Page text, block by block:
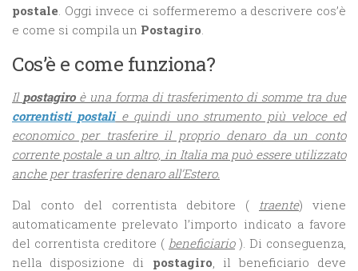
postale. Oggi invece ci soffermeremo a descrivere cos’è
e come si compila un Postagiro.
Cos’è e come funziona?
Il postagiroè una forma di trasferimento di somme tra due
correntisti postalie quindi uno strumento più veloce ed
economico per trasferire il proprio denaro da un conto
corrente postale a un altro, in Italia ma può essere utilizzato
anche per trasferire denaro all’Estero.
Dal conto del correntista debitore ( traente) viene
automaticamente prelevato l’importo indicato a favore
del correntista creditore ( beneficiario). Di conseguenza,
nella disposizione di postagiro, il beneficiario deve